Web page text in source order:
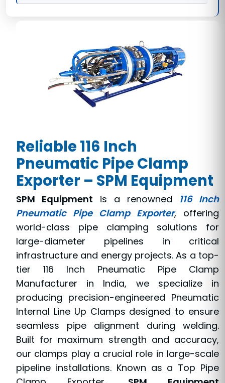
Reliable 116 Inch
Pneumatic Pipe Clamp
Exporter – SPM Equipment
SPM Equipment is a renowned 116 Inch
Pneumatic Pipe Clamp Exporter, offering
world-class pipe clamping solutions for
large-diameter pipelines in critical
infrastructure and energy projects. As a top-
tier 116 Inch Pneumatic Pipe Clamp
Manufacturer in India, we specialize in
producing precision-engineered Pneumatic
Internal Line Up Clamps designed to ensure
seamless pipe alignment during welding.
Built for maximum strength and accuracy,
our clamps play a crucial role in large-scale
pipeline installations. Known as a Top Pipe